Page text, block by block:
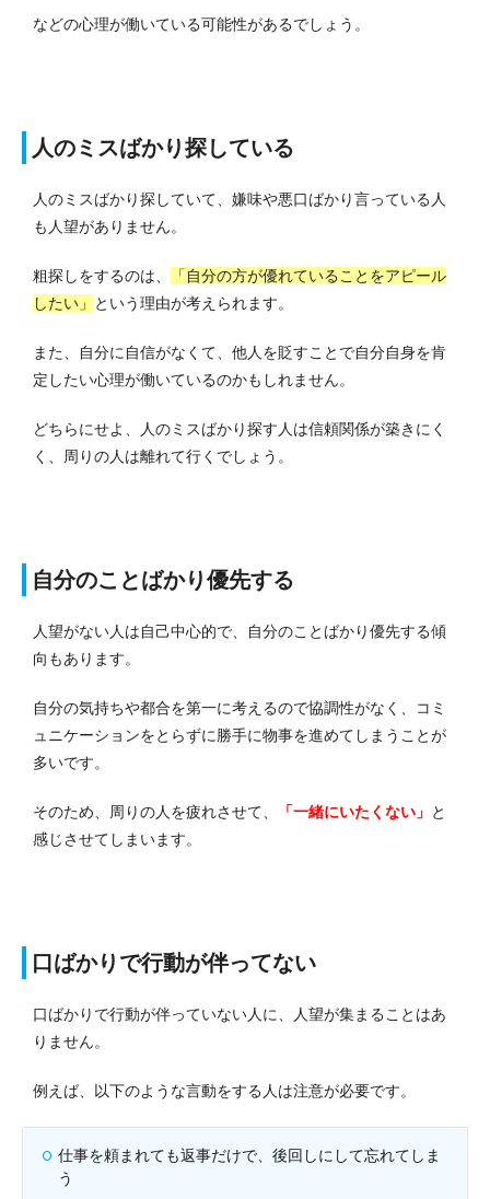
などの心理が働いている可能性があるでしょう。
人のミスばかり探している
人のミスばかり探していて、嫌味や悪口ばかり言っている人
も人望がありません。
粗探しをするのは、
「自分の方が優れていることをアピール
したい」
という理由が考えられます。
また、自分に自信がなくて、他人を貶すことで自分自身を肯
定したい心理が働いているのかもしれません。
どちらにせよ、人のミスばかり探す人は信頼関係が築きにく
く、周りの人は離れて行くでしょう。
自分のことばかり優先する
人望がない人は自己中心的で、自分のことばかり優先する傾
向もあります。
自分の気持ちや都合を第一に考えるので協調性がなく、コミ
ュニケーションをとらずに勝手に物事を進めてしまうことが
多いです。
そのため、周りの人を疲れさせて、 「一緒にいたくない」 と
感じさせてしまいます。
口ばかりで行動が伴ってない
口ばかりで行動が伴っていない人に、人望が集まることはあ
りません。
例えば、以下のような言動をする人は注意が必要です。
仕事を頼まれても返事だけで、後回しにして忘れてしま
う